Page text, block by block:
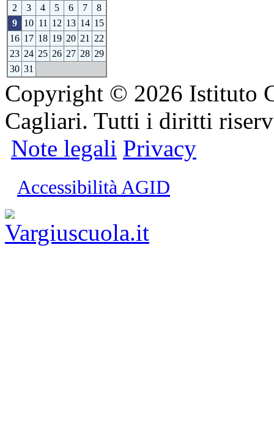
2
3 4 5 6 7
8
9
10 11 12 13 14 15
16 17 18 19 20 21
22
23 24 25 26 27 28 29
30 31
Copyright © 2026 Istituto
Cagliari. Tutti i diritti
Note legali Privacy
Accessibilità AGID